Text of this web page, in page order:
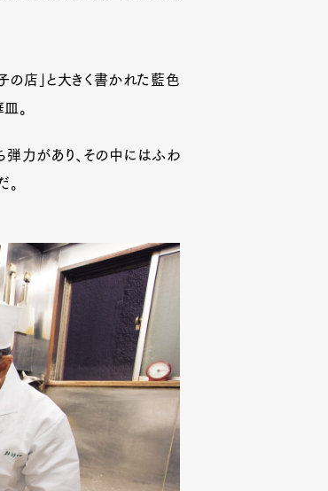
の店」と大きく書かれた藍色
。
弾力があり、その中にはふわ
。